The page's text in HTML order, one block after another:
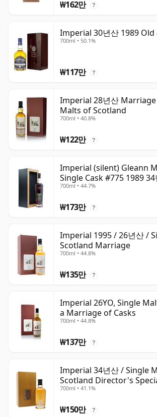
₩162만 ?
Imperial 30년산 1989 Old
700ml • 50.1%
₩117만 ?
Imperial 28년산
Malts of Scotland
700ml • 40.8%
₩122만 ?
Imperial (silent) Gleann
Single Cask #775 1989
700ml • 44.7%
₩173만 ?
Imperial 1995 / 26년산 /
Scotland Marriage
700ml • 44.8%
₩135만 ?
Imperial 26YO, Single
a Marriage of Casks
700ml • 44.8%
₩137만 ?
Imperial 34년산 / Single
Scotland Director's
700ml • 41.1%
₩150만 ?